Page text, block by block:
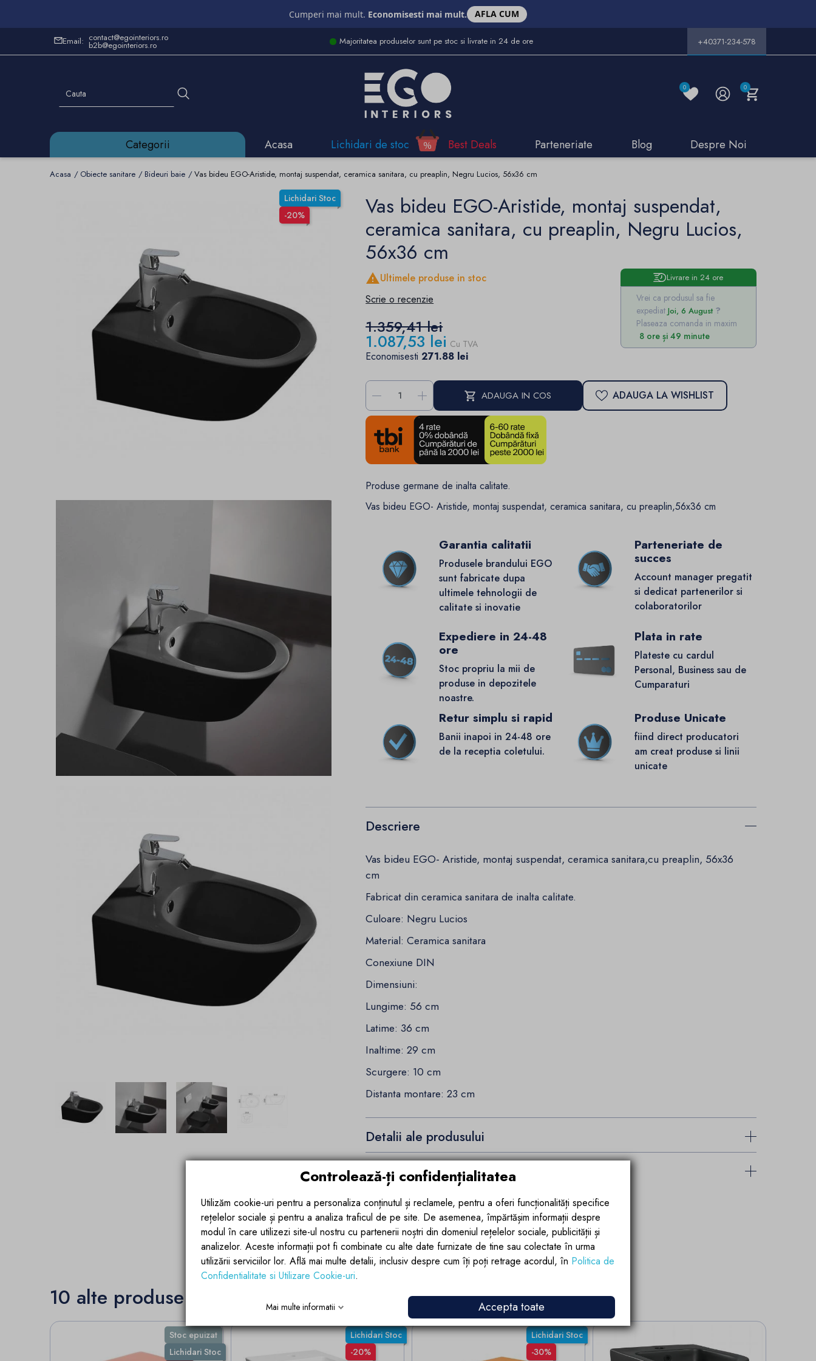
Cumperi mai mult. Economisesti mai mult. AFLA CUM
Email: contact@egointeriors.ro
b2b@egointeriors.ro Majoritatea produselor sunt pe stoc si livrate in 24 de ore +40371-234-578
0 0
Categorii Acasa Lichidari de stoc Best Deals Parteneriate Blog Despre Noi
Acasa Obiecte sanitare Bideuri baie Vas bideu EGO-Aristide, montaj suspendat, ceramica sanitara, cu preaplin, Negru Lucios, 56x36 cm
Lichidari Stoc
-20%
Vas bideu EGO-Aristide, montaj suspendat,
ceramica sanitara, cu preaplin, Negru Lucios,
56x36 cm
Livrare in 24 ore
Vrei ca produsul sa fie
expediat Joi, 6 August
Plaseaza comanda in maxim
8 ore și 49 minute
Ultimele produse in stoc
Scrie o recenzie
1.359,41 lei
1.087,53 lei Cu TVA
Economisesti 271.88 lei
- + ADAUGA IN COS ADAUGA LA WISHLIST
Produse germane de inalta calitate.
Vas bideu EGO- Aristide, montaj suspendat, ceramica sanitara, cu preaplin,56x36 cm
Garantia calitatii
Produsele brandului EGO
sunt fabricate dupa
ultimele tehnologii de
calitate si inovatie
Parteneriate de
succes
Account manager pregatit
si dedicat partenerilor si
colaboratorilor
Expediere in 24-48
ore
Stoc propriu la mii de
produse in depozitele
noastre.
Plata in rate
Plateste cu cardul
Personal, Business sau de
Cumparaturi
Retur simplu si rapid
Banii inapoi in 24-48 ore
de la receptia coletului.
Produse Unicate
fiind direct producatori
am creat produse si linii
unicate
Descriere
Vas bideu EGO- Aristide, montaj suspendat, ceramica sanitara,cu preaplin, 56x36
cm
Fabricat din ceramica sanitara de inalta calitate.
Culoare: Negru Lucios
Material: Ceramica sanitara
Conexiune DIN
Dimensiuni:
Lungime: 56 cm
Latime: 36 cm
Inaltime: 29 cm
Scurgere: 10 cm
Distanta montare: 23 cm
Detalii ale produsului
Recenzii (0)
10 alte produse in aceeasi categorie:
Stoc epuizat
Lichidari Stoc
Lichidari Stoc
-20%
Lichidari Stoc
-30%
Controlează-ți confidențialitatea
Utilizăm cookie-uri pentru a personaliza conținutul și reclamele, pentru a oferi funcționalități specifice
rețelelor sociale și pentru a analiza traficul de pe site. De asemenea, împărtășim informații despre
modul în care utilizezi site-ul nostru cu partenerii noștri din domeniul rețelelor sociale, publicității și
analizelor. Aceste informații pot fi combinate cu alte date furnizate de tine sau colectate în urma
utilizării serviciilor lor. Află mai multe detalii, inclusiv despre cum îți poți retrage acordul, în Politica de
Confidentialitate si Utilizare Cookie-uri.
Mai multe informatii Accepta toate